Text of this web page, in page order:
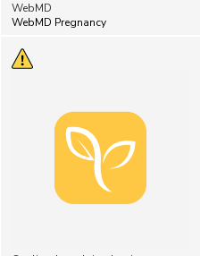
WebMD
WebMD Pregnancy